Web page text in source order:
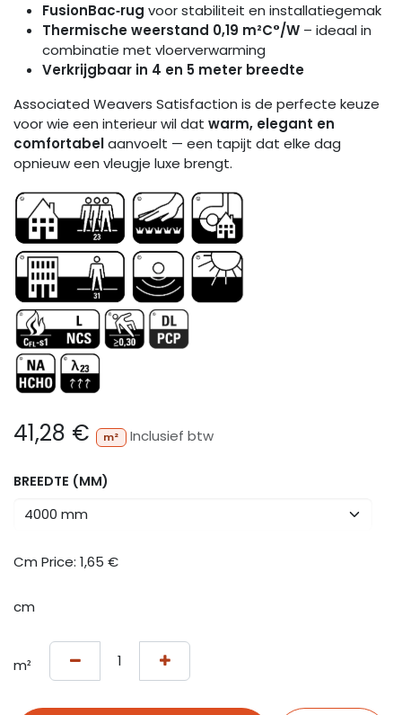
FusionBac‑rug voor stabiliteit en installatiegemak
Thermische weerstand 0,19 m²C°/W – ideaal in
combinatie met vloerverwarming
Verkrijgbaar in 4 en 5 meter breedte
Associated Weavers Satisfaction is de perfecte keuze
voor wie een interieur wil dat warm, elegant en
comfortabelaanvoelt — een tapijt dat elke dag
opnieuw een vleugje luxe brengt.
41,28 € m² Inclusief btw
BREEDTE (MM)
Cm Price: 1,65 €
cm
m²